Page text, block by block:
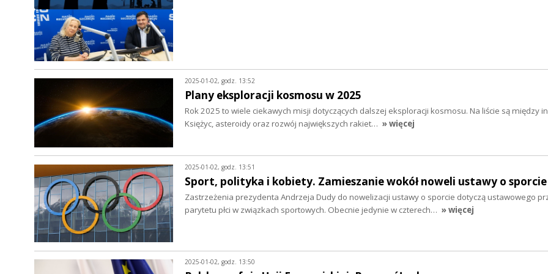
2025-01-02, godz. 13:52
Plany eksploracji kosmosu w 2025
Rok 2025 to wiele ciekawych misji dotyczących dalszej eksploracji kosmosu. Na liście są między
Księżyc, asteroidy oraz rozwój największych rakiet… » więcej
2025-01-02, godz. 13:51
Sport, polityka i kobiety. Zamieszanie wokół noweli ustawy o sporcie
Zastrzeżenia prezydenta Andrzeja Dudy do nowelizacji ustawy o sporcie dotyczą ustawowego
parytetu płci w związkach sportowych. Obecnie jedynie w czterech… » więcej
2025-01-02, godz. 13:50